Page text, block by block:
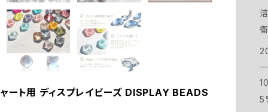
ート用 ディスプレイビーズ DISPLAY BEADS